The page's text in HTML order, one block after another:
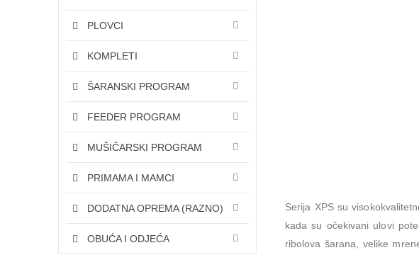
Serija XPS su
kada su očekivani ulovi
ribolova šarana, velike
PLOVCI
KOMPLETI
ŠARANSKI PROGRAM
FEEDER PROGRAM
MUŠIČARSKI PROGRAM
PRIMAMA I MAMCI
DODATNA OPREMA (RAZNO)
OBUĆA I ODJEĆA